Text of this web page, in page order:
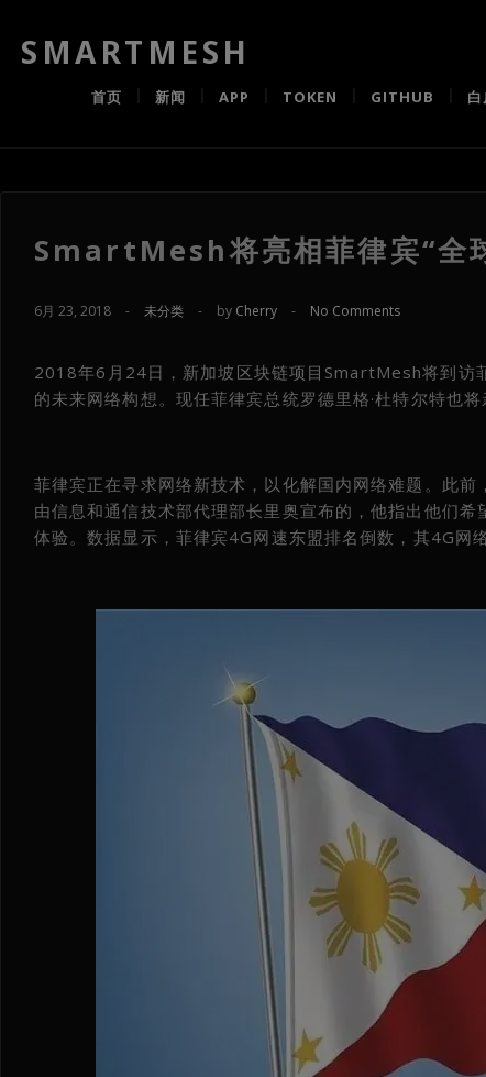
SMARTMESH
首页 新闻 APP TOKEN GITHUB
SmartMesh将亮相菲律宾“全
6月 23, 2018 - 未分类 - by Cherry - No Comments
2018年6月24日，新加坡区块链项目SmartMesh将到访
的未来网络构想。现任菲律宾总统罗德里格·杜特尔特也将
菲律宾正在寻求网络新技术，以化解国内网络难题。此
由信息和通信技术部代理部长里奥宣布的，他指出他们
体验。数据显示，菲律宾4G网速东盟排名倒数，其4G网